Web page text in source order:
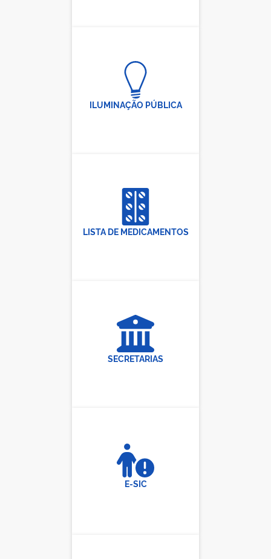
ILUMINAÇÃO PÚBLICA
LISTA DE MEDICAMENTOS
SECRETARIAS
E-SIC